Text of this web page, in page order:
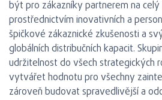
být pro zákazníky partnerem na
prostřednictvím inovativních a
špičkové zákaznické zkušenosti a
globálních distribučních kapacit.
udržitelnost do všech strategických
vytvářet hodnotu pro všechny
zároveň budovat spravedlivější a